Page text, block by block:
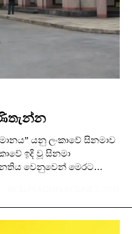
යනු ලංකාවේ සිනමාව
ඉදි වූ සිනමා
වෙනුවෙන් මෙරට…